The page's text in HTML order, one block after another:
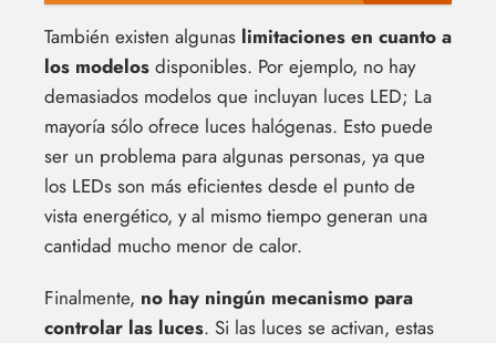
También existen algunas limitaciones en cuanto a
los modelos disponibles. Por ejemplo, no hay
demasiados modelos que incluyan luces LED; La
mayoría sólo ofrece luces halógenas. Esto puede
ser un problema para algunas personas, ya que
los LEDs son más eficientes desde el punto de
vista energético, y al mismo tiempo generan una
cantidad mucho menor de calor.
Finalmente, no hay ningún mecanismo para
controlar las luces. Si las luces se activan, estas